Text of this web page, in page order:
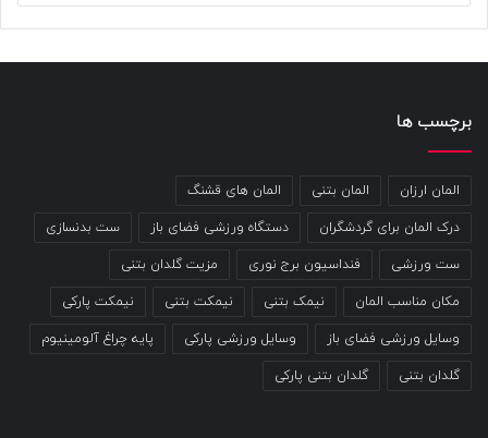
برچسب ها
المان ارزان المان بتنی المان های قشنگ
درک المان برای گردشگران دستگاه ورزشی فضای باز ست بدنسازی
ست ورزشی فنداسیون برج نوری مزیت گلدان بتنی
مکان مناسب المان نیمک بتنی نیمکت بتنی نیمکت پارکی
وسایل ورزشی فضای باز وسایل ورزشی پارکی پایه چراغ آلومینیوم
گلدان بتنی گلدان بتنی پارکی